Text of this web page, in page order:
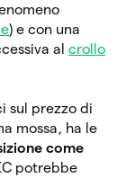
) e con una
al crollo
sul prezzo di
mossa, ha le
come
potrebbe